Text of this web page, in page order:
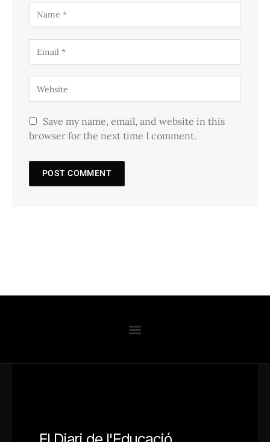
Save my name, email, and website in this
browser for the next time I comment.